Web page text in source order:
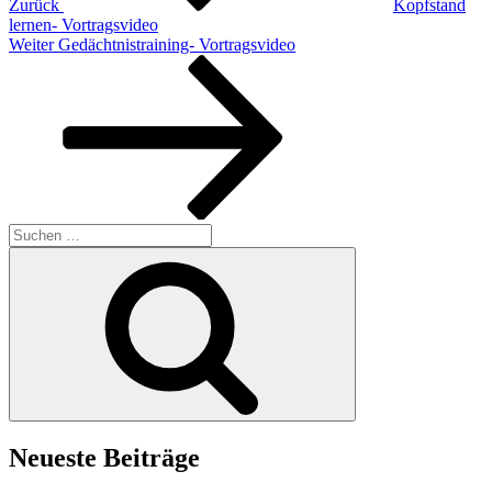
Zurück
Kopfstand
lernen- Vortragsvideo
Nächster
Weiter Gedächtnistraining- Vortragsvideo
Suchen
nach:
Neueste Beiträge